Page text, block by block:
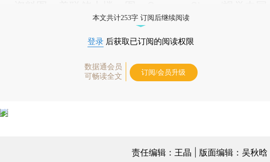
本文共计253字 订阅后继续阅读
登录 后获取已订阅的阅读权限
数据通会员
可畅读全文
订阅/会员升级
责任编辑：王晶 | 版面编辑：吴秋晗